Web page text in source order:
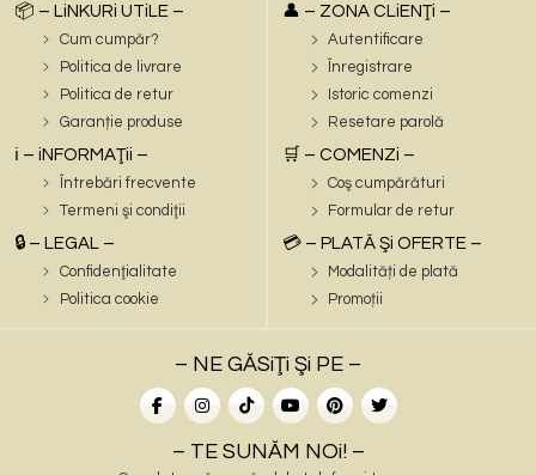
📦 – LiNKURi UTiLE –
Cum cumpăr?
Politica de livrare
Politica de retur
Garanție produse
ℹ️ – iNFORMAŢii –
Întrebări frecvente
Termeni şi condiţii
🔒 – LEGAL –
Confidenţialitate
Politica cookie
👤 – ZONA CLiENŢi –
Autentificare
Înregistrare
Istoric comenzi
Resetare parolă
🛒 – COMENZi –
Coş cumpărături
Formular de retur
💳 – PLATĂ Şi OFERTE –
Modalități de plată
Promoții
– NE GĂSiŢi Şi PE –
– TE SUNĂM NOi! –